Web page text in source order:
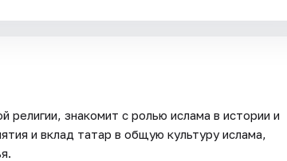
знакомит с ролью ислама в истории и
и вклад татар в общую культуру ислама,